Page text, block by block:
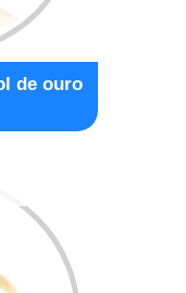
de ouro